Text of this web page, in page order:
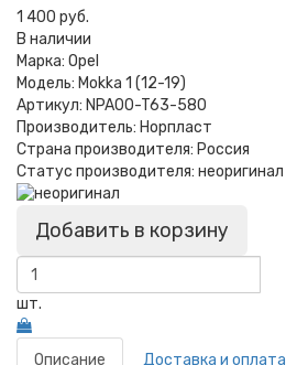
1 400 руб.
В наличии
Марка: Opel
Модель: Mokka 1 (12-19)
Артикул: NPA00-T63-580
Производитель: Норпласт
Страна производителя: Россия
Статус производителя: неоригинал
Добавить в корзину
шт.
Описание Доставка и оплата